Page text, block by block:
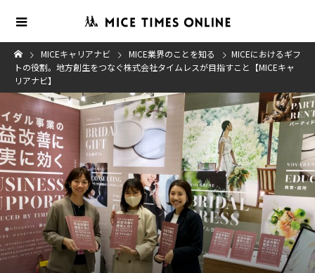
MICEキャリアナビ MICE業界のことを知る
MICEにおけるギフ
トの役割。地方創生をつなぐ株式会社タイムレスが目指すこと【MICEキャ
リアナビ】